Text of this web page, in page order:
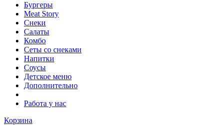
Бургеры
Meat Story
Снеки
Салаты
Комбо
Сеты со снеками
Напитки
Соусы
Детское меню
Дополнительно
Работа у нас
Корзина